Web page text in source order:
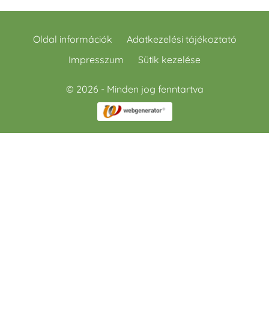
© 2026 - Minden jog fenntartva
Oldal információk
Adatkezelési tájékoztató
Impresszum
Sütik kezelése